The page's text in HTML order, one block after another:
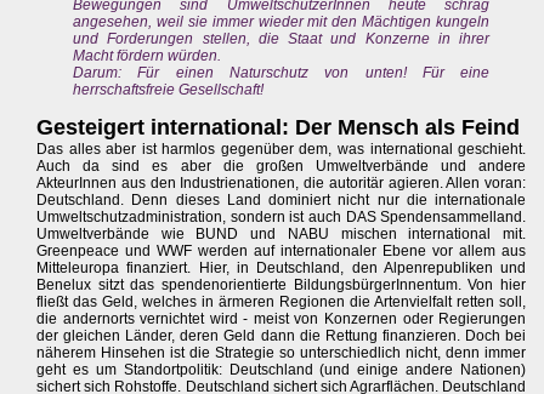
Bewegungen sind UmweltschützerInnen heute schräg
angesehen, weil sie immer wieder mit den Mächtigen kungeln
und Forderungen stellen, die Staat und Konzerne in ihrer
Macht fördern würden.
Darum: Für einen Naturschutz von unten! Für eine
herrschaftsfreie Gesellschaft!
Gesteigert international: Der Mensch als Feind
Das alles aber ist harmlos gegenüber dem, was international geschieht.
Auch da sind es aber die großen Umweltverbände und andere
AkteurInnen aus den Industrienationen, die autoritär agieren. Allen voran:
Deutschland. Denn dieses Land dominiert nicht nur die internationale
Umweltschutzadministration, sondern ist auch DAS Spendensammelland.
Umweltverbände wie BUND und NABU mischen international mit.
Greenpeace und WWF werden auf internationaler Ebene vor allem aus
Mitteleuropa finanziert. Hier, in Deutschland, den Alpenrepubliken und
Benelux sitzt das spendenorientierte BildungsbürgerInnentum. Von hier
fließt das Geld, welches in ärmeren Regionen die Artenvielfalt retten soll,
die andernorts vernichtet wird - meist von Konzernen oder Regierungen
der gleichen Länder, deren Geld dann die Rettung finanzieren. Doch bei
näherem Hinsehen ist die Strategie so unterschiedlich nicht, denn immer
geht es um Standortpolitik: Deutschland (und einige andere Nationen)
sichert sich Rohstoffe. Deutschland sichert sich Agrarflächen. Deutschland